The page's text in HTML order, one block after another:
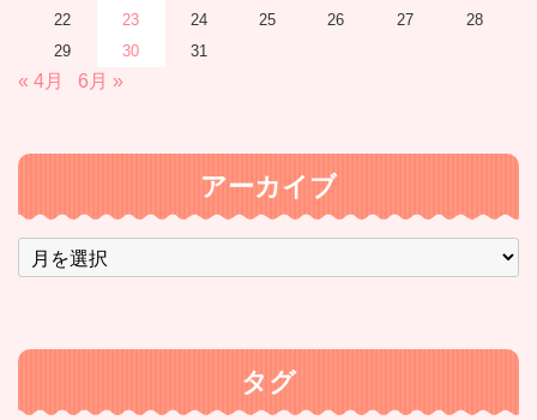
22
23 24 25 26 27
28
29
30 31
« 4月 6月 »
アーカイブ
ア
ー
ブ
タグ